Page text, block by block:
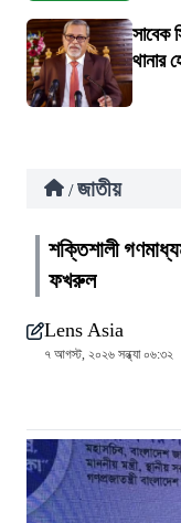
সাবেক
থানার
/ জাতীয়
শক্তিশালী
ফখরুল
Lens Asia
৭ আগস্ট, ২০২৬ সন্ধ্যা ০৬:৩২